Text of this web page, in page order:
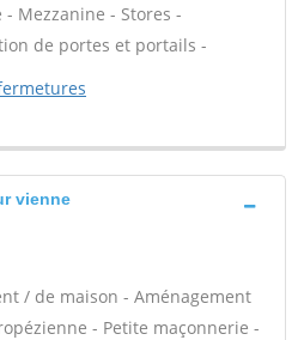
Mezzanine - Stores -
de portes et portails -
vienne
/ de maison - Aménagement
- Petite maçonnerie -